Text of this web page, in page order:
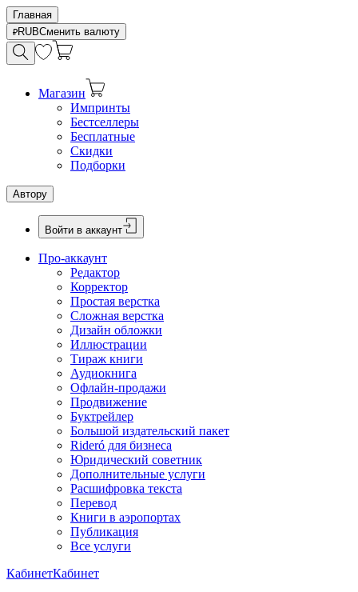
Главная
RUBСменить валюту
Магазин
Импринты
Бестселлеры
Бесплатные
Скидки
Подборки
Автору
Войти в аккаунт
Про-аккаунт
Редактор
Корректор
Простая верстка
Сложная верстка
Дизайн обложки
Иллюстрации
Тираж книги
Аудиокнига
Офлайн-продажи
Продвижение
Буктрейлер
Большой издательский пакет
Rideró для бизнеса
Юридический советник
Дополнительные услуги
Расшифровка текста
Перевод
Книги в аэропортах
Публикация
Все услуги
КабинетКабинет